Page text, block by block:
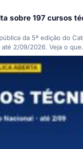
sobre 197 cursos
da 5ª edição do
até 2/09/2026. Veja o